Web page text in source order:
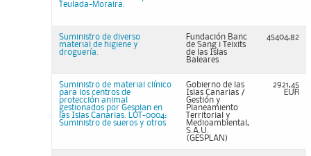
Teulada-Moraira.
Suministro de diverso
material de higiene y
droguería.
Fundación Banc
de Sang i Teixits
de las Islas
Baleares
45404,82
Suministro de material clínico
para los centros de
protección animal
gestionados por Gesplan en
las Islas Canarias. LOT-0004:
Suministro de sueros y otros
Gobierno de las
Islas Canarias /
Gestión y
Planeamiento
Territorial y
Medioambiental,
S.A.U.
(GESPLAN)
2921,45
EUR